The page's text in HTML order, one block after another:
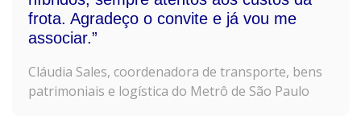
frota. Agradeço o convite e já vou me
associar.”
Cláudia Sales, coordenadora de transporte, bens
patrimoniais e logística do Metrô de São Paulo